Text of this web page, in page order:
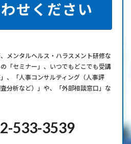
せください
メンタルヘルス・ハラスメント研修な
「セミナー」、いつでもどこでも受講
、「人事コンサルティング（人事評
分析など）」や、「外部相談窓口」な
533-3539